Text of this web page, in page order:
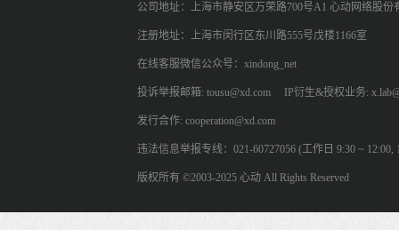
公司地址：上海市静安区万荣路700号A1 心动网络股份
注册地址：上海市闵行区东川路555号戊楼1166室
在线客服微信公众号：xindong_net
投诉举报邮箱: tousu@xd.com IP衍生&授权业务:
发行合作: cooperation@xd.com
违法信息举报专线：021-60727056 (工作日 9:30 ~ 12:00,
版权所有 ©2003-2025 心动 All Rights Reserved